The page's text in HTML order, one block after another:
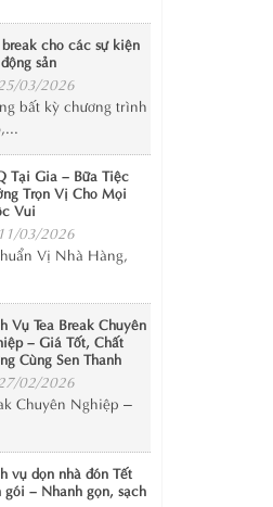
break cho các sự kiện
sản
03/2026
bất kỳ chương trình
Tại Gia – Bữa Tiệc
Trọn Vị Cho Mọi
Vui
11/03/2026
Vị Nhà Hàng,
Vụ Tea Break Chuyên
– Giá Tốt, Chất
Cùng Sen Thanh
02/2026
Chuyên Nghiệp –
vụ dọn nhà đón Tết
gói – Nhanh gọn, sạch